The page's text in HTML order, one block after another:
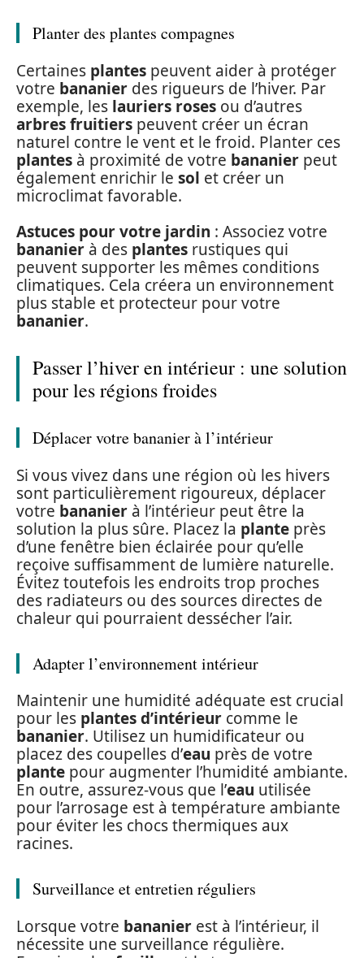
Planter des plantes compagnes
Certaines plantes peuvent aider à protéger
votre bananier des rigueurs de l’hiver. Par
exemple, les lauriers roses ou d’autres
arbres fruitiers peuvent créer un écran
naturel contre le vent et le froid. Planter ces
plantes à proximité de votre bananier peut
également enrichir le sol et créer un
microclimat favorable.
Astuces pour votre jardin : Associez votre
bananier à des plantes rustiques qui
peuvent supporter les mêmes conditions
climatiques. Cela créera un environnement
plus stable et protecteur pour votre
bananier.
Passer l’hiver en intérieur : une solution
pour les régions froides
Déplacer votre bananier à l’intérieur
Si vous vivez dans une région où les hivers
sont particulièrement rigoureux, déplacer
votre bananier à l’intérieur peut être la
solution la plus sûre. Placez la plante près
d’une fenêtre bien éclairée pour qu’elle
reçoive suffisamment de lumière naturelle.
Évitez toutefois les endroits trop proches
des radiateurs ou des sources directes de
chaleur qui pourraient dessécher l’air.
Adapter l’environnement intérieur
Maintenir une humidité adéquate est crucial
pour les plantes d’intérieur comme le
bananier. Utilisez un humidificateur ou
placez des coupelles d’eau près de votre
plante pour augmenter l’humidité ambiante.
En outre, assurez-vous que l’eau utilisée
pour l’arrosage est à température ambiante
pour éviter les chocs thermiques aux
racines.
Surveillance et entretien réguliers
Lorsque votre bananier est à l’intérieur, il
nécessite une surveillance régulière.